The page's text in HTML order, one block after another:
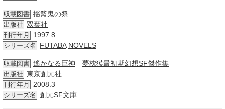
収載図書 揺籃鬼の祭
出版社 双葉社
刊行年月 1997.8
シリーズ名 FUTABA NOVELS
収載図書 遙かなる巨神―夢枕獏最初期幻想SF傑作集
出版社 東京創元社
刊行年月 2008.3
シリーズ名 創元SF文庫